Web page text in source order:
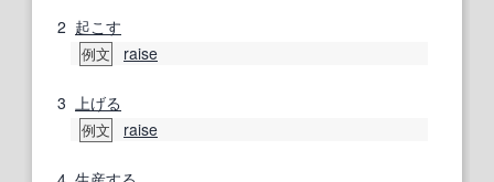
2 起こす
例文 raise
3 上げる
例文 raise